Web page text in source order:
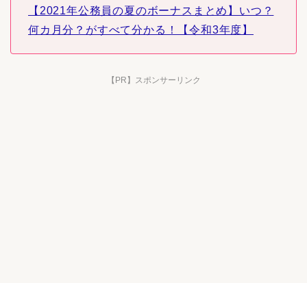
【2021年公務員の夏のボーナスまとめ】いつ？
何カ月分？がすべて分かる！【令和3年度】
【PR】スポンサーリンク